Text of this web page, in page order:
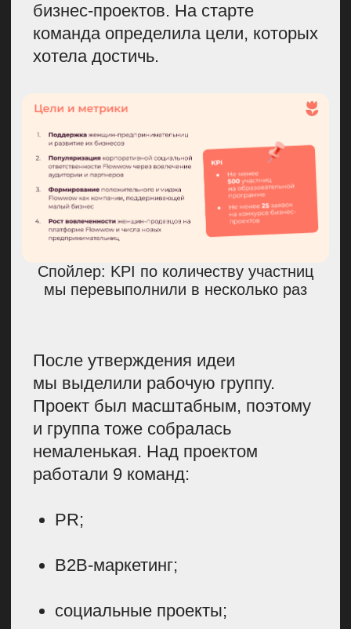
программы курса, то стало понятно,
что нам нужен еще и методист,
который поможет структурировать
экспертизу. Кейсов и знаний у нас
В итоге получилась
блоков на 5 недель обучения.
и безопасность в соцсетях,
так как решили, что они будут
актуальны участницам
Дополнительно к обучающей
программе мы создали закрытое
сообщество, в котором девушки
искать бизнес-партнеров. Чат стал
а нам помогал собирать обратную